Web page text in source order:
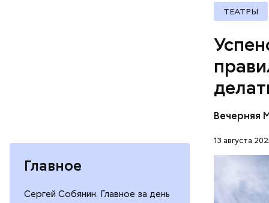
Главное
Сергей Собянин. Главное за день
ТЕАТРЫ
Вечерняя
13 августа
Чего